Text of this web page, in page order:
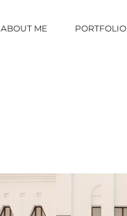
ABOUT ME PORTFOLIO